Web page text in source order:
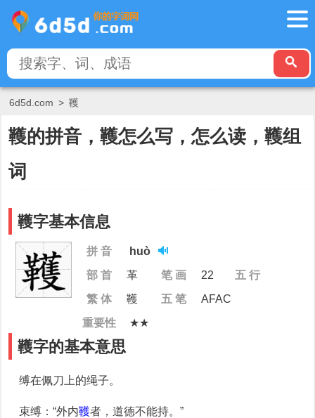
6d5d.com > 韄
韄的拼音，韄怎么写，怎么读，韄组
词
韄字基本信息
拼 音
huò
部 首
革 笔 画 22
五 行
繁 体
韄 五 笔
AFAC
重要性
★★
韄字的基本意思
缚在佩刀上的绳子。
束缚 ：“外内韄者，道德不能持。”